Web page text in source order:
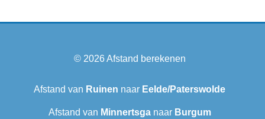
© 2026Afstand berekenen
Afstand van Ruinen naar Eelde/Paterswolde
Afstand van Minnertsganaar Burgum